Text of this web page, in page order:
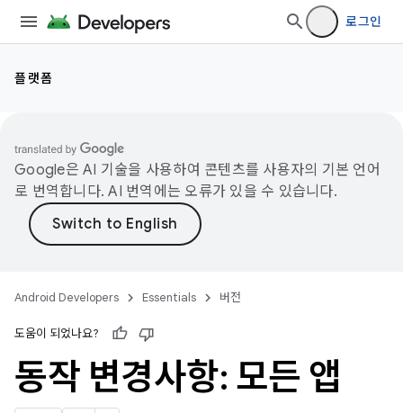
로그인
플랫폼
Google은 AI 기술을 사용하여 콘텐츠를 사용자의 기본 언어
로 번역합니다. AI 번역에는 오류가 있을 수 있습니다.
Android Developers Essentials 버전
도움이 되었나요?
동작 변경사항: 모든 앱